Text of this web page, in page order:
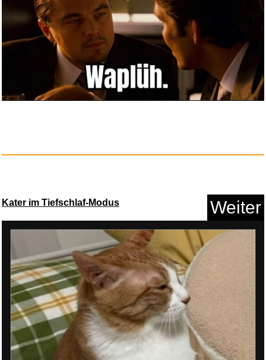
Saturn Sent Me a Postcard...
Anzeige
Glorious Record Rack 330
white...
Anzeige
Kater im Tiefschlaf-Modus Weiter